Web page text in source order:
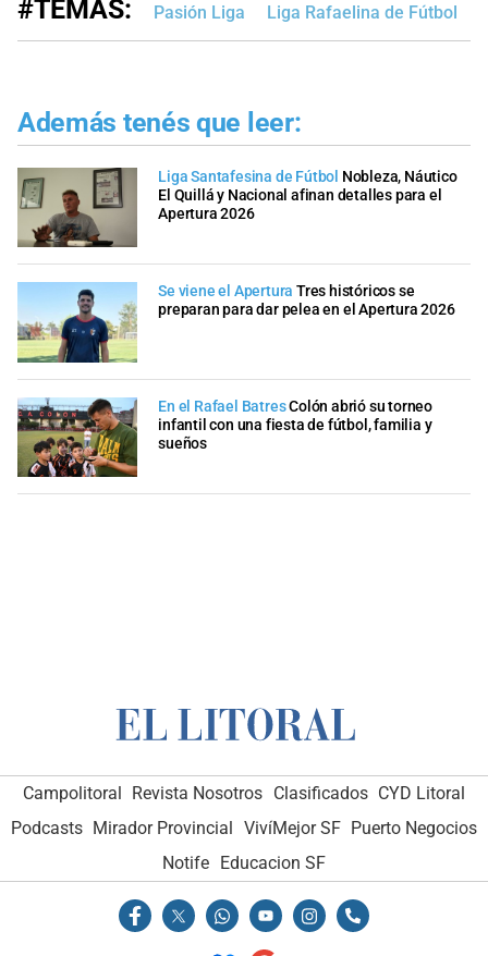
#TEMAS: Pasión Liga Liga Rafaelina de Fútbol
Además tenés que leer:
Liga Santafesina de Fútbol Nobleza, Náutico
El Quillá y Nacional afinan detalles para el
Apertura 2026
Se viene el Apertura Tres históricos se
preparan para dar pelea en el Apertura 2026
En el Rafael BatresColón abrió su torneo
infantil con una fiesta de fútbol, familia y
sueños
Campolitoral Revista Nosotros Clasificados CYD Litoral
Podcasts Mirador Provincial VivíMejor SF Puerto Negocios
Notife Educacion SF